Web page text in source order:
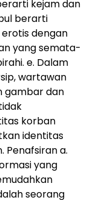
kejam dan
berarti
dengan
yang semata-
e. Dalam
wartawan
gambar dan
korban
identitas
Penafsiran a.
yang
seorang